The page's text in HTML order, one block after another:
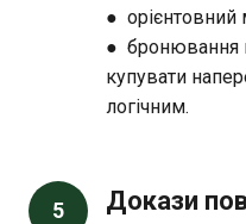
● орієнтовний
● бронювання
купувати
логічним.
5 Докази